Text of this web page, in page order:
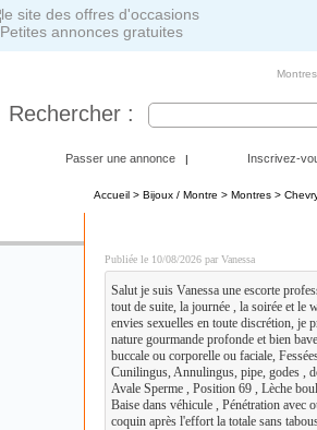
Petites annonces gratuites
Rechercher :
Passer une annonce | Inscrivez-
Accueil> Bijoux / Montre > Montres>
Publiée le 10/08/2026 par Vanessa
Salut je suis Vanessa une escorte
tout de suite, la journée , la soirée et le
envies sexuelles en toute discrétion, je
nature gourmande profonde et bien
buccale ou corporelle ou faciale,
Cunilingus, Annulingus, pipe, godes ,
Avale Sperme , Position 69 , Lèche
Baise dans véhicule , Pénétration avec
coquin après l'effort la totale sans